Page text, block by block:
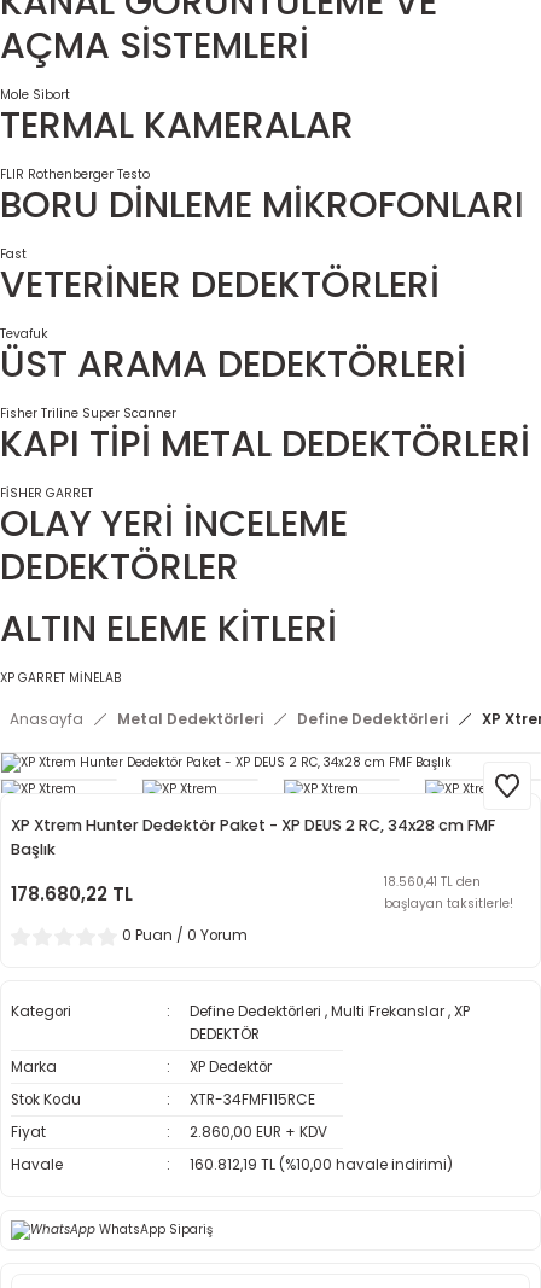
AÇMA SİSTEMLERİ
Mole Sibort
TERMAL KAMERALAR
FLIR Rothenberger Testo
BORU DİNLEME MİKROFONLARI
Fast
VETERİNER DEDEKTÖRLERİ
Tevafuk
ÜST ARAMA DEDEKTÖRLERİ
Fisher Triline Super Scanner
KAPI TİPİ METAL DEDEKTÖRLERİ
FİSHER GARRET
OLAY YERİ İNCELEME
DEDEKTÖRLER
ALTIN ELEME KİTLERİ
XP GARRET MİNELAB
Anasayfa Metal Dedektörleri Define Dedektörleri XP
XP Xtrem Hunter Dedektör Paket - XP DEUS 2 RC, 34x28 cm FMF
Başlık
178.680,22 TL
18.560,41 TL den
başlayan taksitlerle!
0 Puan / 0 Yorum
Kategori Define Dedektörleri ,Multi Frekanslar,XP
DEDEKTÖR
Marka
XP Dedektör
Stok Kodu
XTR-34FMF115RCE
Fiyat
2.860,00 EUR + KDV
Havale
160.812,19 TL (%10,00 havale indirimi)
WhatsApp Sipariş